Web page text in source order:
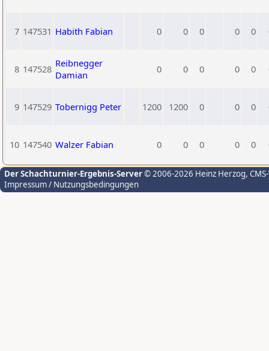
7 147531 Habith Fabian 0 0 0 0 0
8 147528 Reibnegger
Damian
0 0 0 0 0
9 147529 Tobernigg Peter 1200 1200 0 0 0
10 147540 Walzer Fabian 0 0 0 0 0
Der Schachturnier-Ergebnis-Server© 2006-2026 Heinz Herzog,
Impressum / Nutzungsbedingungen